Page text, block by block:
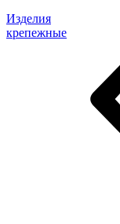
Изделия
крепежные